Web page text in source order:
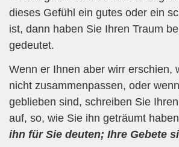
dieses Gefühl ein gutes oder ein
ist, dann haben Sie Ihren Traum
gedeutet.
Wenn er Ihnen aber wirr erschien,
nicht zusammenpassen, oder
geblieben sind, schreiben Sie
auf, so, wie Sie ihn geträumt
ihn für Sie deuten; Ihre Gebete